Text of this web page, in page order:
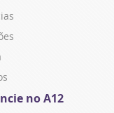
no A12